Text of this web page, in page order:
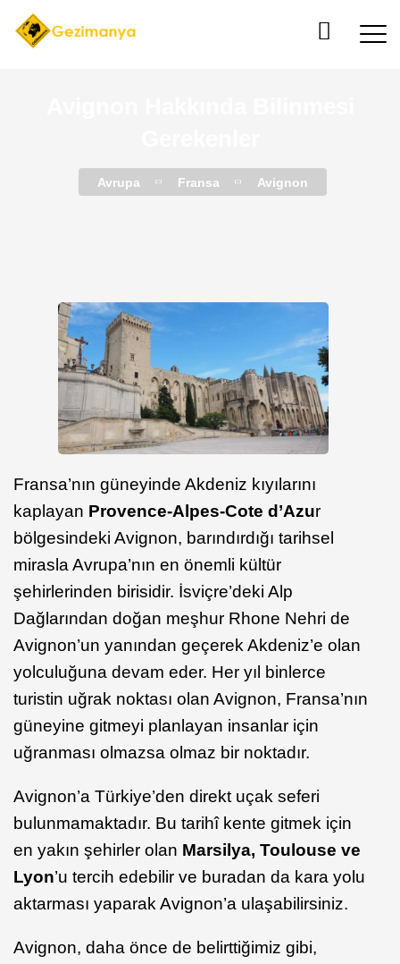
Avrupa Fransa Avignon
Fransa’nın güneyinde Akdeniz kıyılarını
kaplayan Provence-Alpes-Cote d’Azur
bölgesindeki Avignon, barındırdığı tarihsel
mirasla Avrupa’nın en önemli kültür
şehirlerinden birisidir. İsviçre’deki Alp
Dağlarından doğan meşhur Rhone Nehri de
Avignon’un yanından geçerek Akdeniz’e olan
yolculuğuna devam eder. Her yıl binlerce
turistin uğrak noktası olan Avignon, Fransa’nın
güneyine gitmeyi planlayan insanlar için
uğranması olmazsa olmaz bir noktadır.
Avignon’a Türkiye’den direkt uçak seferi
bulunmamaktadır. Bu tarihî kente gitmek için
en yakın şehirler olan Marsilya, Toulouse ve
Lyon’u tercih edebilir ve buradan da kara yolu
aktarması yaparak Avignon’a ulaşabilirsiniz.
Avignon, daha önce de belirttiğimiz gibi,